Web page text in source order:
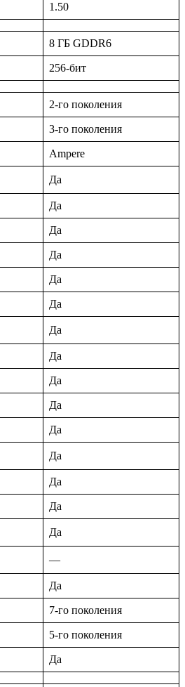
1.50
8 ГБ GDDR6
256-бит
2-го поколения
3-го поколения
Ampere
Да
Да
Да
Да
Да
Да
Да
Да
Да
Да
Да
Да
Да
Да
Да
—
Да
7-го поколения
5-го поколения
Да